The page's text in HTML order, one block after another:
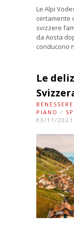
Le Alpi
certamente
svizzere
da Aosta
conducono
Le
PIANO /
03/11/2021